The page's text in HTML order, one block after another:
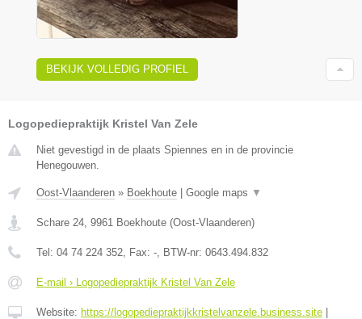
BEKIJK VOLLEDIG PROFIEL
Logopediepraktijk Kristel Van Zele
Niet gevestigd in de plaats Spiennes en in de provincie
Henegouwen.
Oost-Vlaanderen » Boekhoute | Google maps ▼
Schare 24 9961 Boekhoute (Oost-Vlaanderen)
Tel: 04 74 224 352 , Fax: - , BTW-nr: 0643.494.832
E-mail › Logopediepraktijk Kristel Van Zele
Website: https://logopediepraktijkkristelvanzele.business.site |